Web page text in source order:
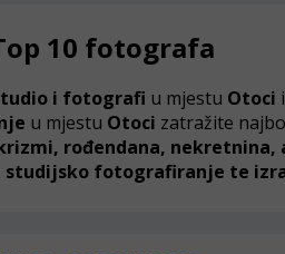
10 fotografa
i fotografi u mjestu Otoci
u mjestu Otoci zatražite
rođendana, nekretnina,
fotografiranje te